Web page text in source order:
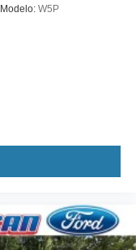
Modelo: W5P